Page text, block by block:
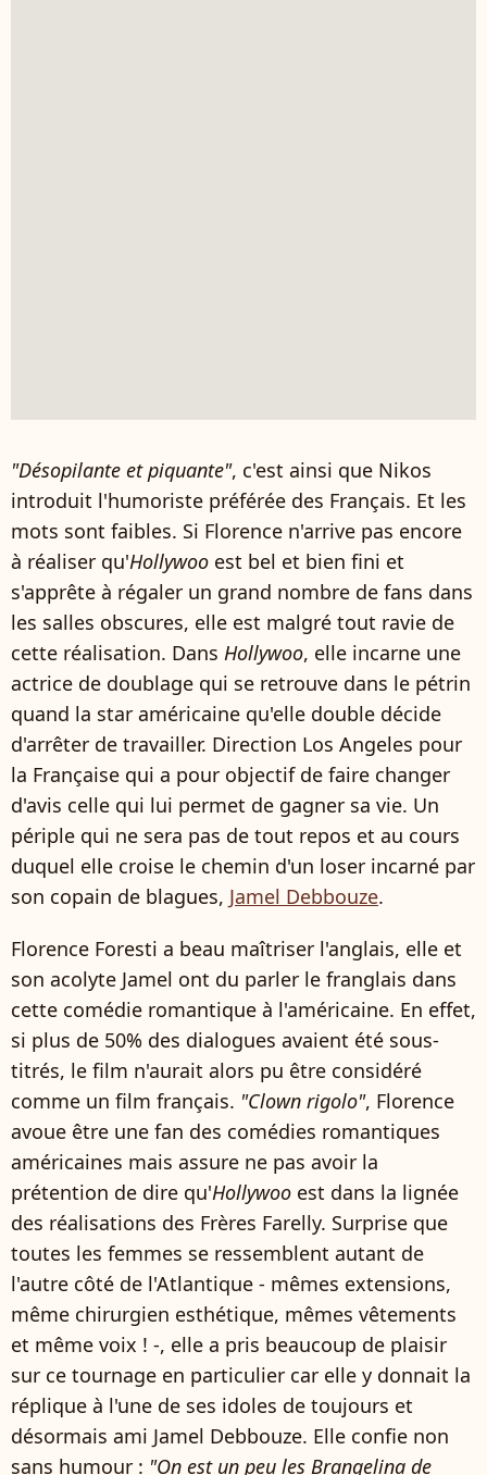
"Désopilante et piquante", c'est ainsi que Nikos
introduit l'humoriste préférée des Français. Et les
mots sont faibles. Si Florence n'arrive pas encore
à réaliser qu'Hollywoo est bel et bien fini et
s'apprête à régaler un grand nombre de fans dans
les salles obscures, elle est malgré tout ravie de
cette réalisation. Dans Hollywoo, elle incarne une
actrice de doublage qui se retrouve dans le pétrin
quand la star américaine qu'elle double décide
d'arrêter de travailler. Direction Los Angeles pour
la Française qui a pour objectif de faire changer
d'avis celle qui lui permet de gagner sa vie. Un
périple qui ne sera pas de tout repos et au cours
duquel elle croise le chemin d'un loser incarné par
son copain de blagues, Jamel Debbouze.
Florence Foresti a beau maîtriser l'anglais, elle et
son acolyte Jamel ont du parler le franglais dans
cette comédie romantique à l'américaine. En effet,
si plus de 50% des dialogues avaient été sous-
titrés, le film n'aurait alors pu être considéré
comme un film français. "Clown rigolo", Florence
avoue être une fan des comédies romantiques
américaines mais assure ne pas avoir la
prétention de dire qu'Hollywoo est dans la lignée
des réalisations des Frères Farelly. Surprise que
toutes les femmes se ressemblent autant de
l'autre côté de l'Atlantique - mêmes extensions,
même chirurgien esthétique, mêmes vêtements
et même voix ! -, elle a pris beaucoup de plaisir
sur ce tournage en particulier car elle y donnait la
réplique à l'une de ses idoles de toujours et
désormais ami Jamel Debbouze. Elle confie non
sans humour : "On est un peu les Brangelina de